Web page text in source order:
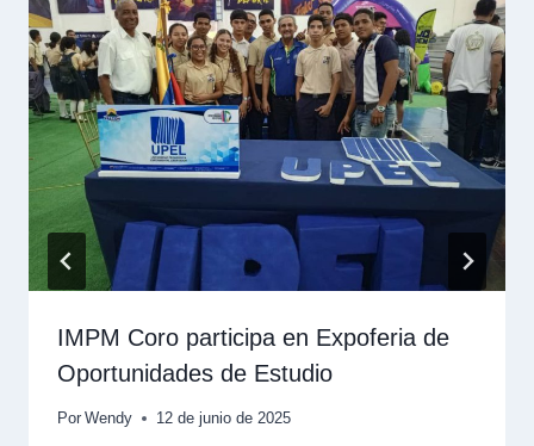
IMPM Coro participa en Expoferia de
Oportunidades de Estudio
Por Wendy 12 de junio de 2025